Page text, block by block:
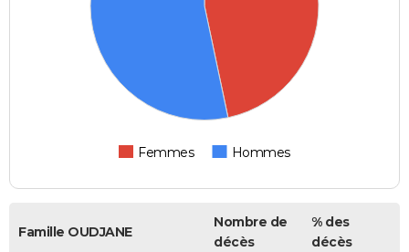
Femmes Hommes
Famille OUDJANE
Nombre de
décès
% des
décès